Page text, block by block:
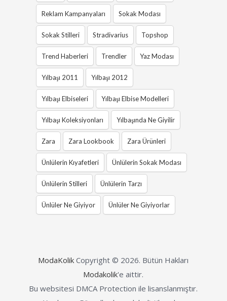
Reklam Kampanyaları Sokak Modası
Sokak Stilleri Stradivarius Topshop
Trend Haberleri Trendler Yaz Modası
Yılbaşı 2011 Yılbaşı 2012
Yılbaşı Elbiseleri Yılbaşı Elbise Modelleri
Yılbaşı Koleksiyonları Yılbaşında Ne Giyilir
Zara Zara Lookbook Zara Ürünleri
Ünlülerin Kıyafetleri Ünlülerin Sokak Modası
Ünlülerin Stilleri Ünlülerin Tarzı
Ünlüler Ne Giyiyor Ünlüler Ne Giyiyorlar
ModaKolik Copyright © 2026. Bütün Hakları
Modakolik'e aittir.
Bu websitesi DMCA Protection ile lisanslanmıştır.